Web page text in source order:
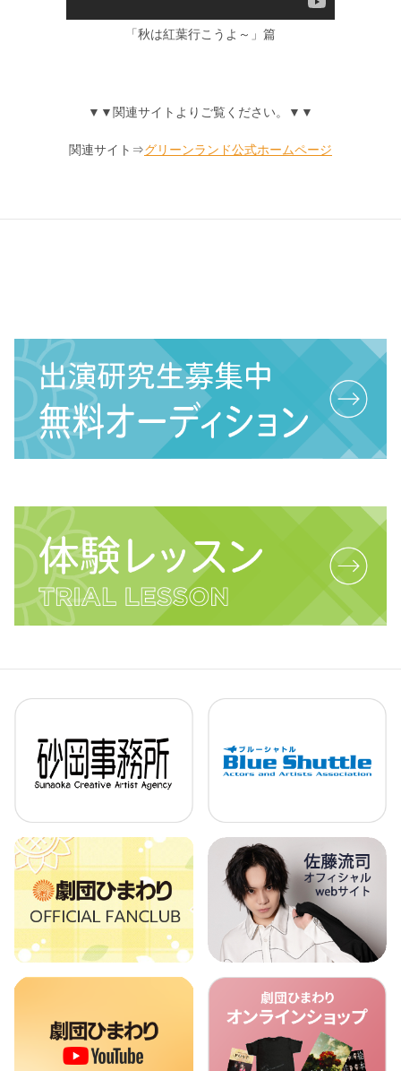
「秋は紅葉行こうよ～」篇
▼▼関連サイトよりご覧ください。▼▼
関連サイト⇒グリーンランド公式ホームページ